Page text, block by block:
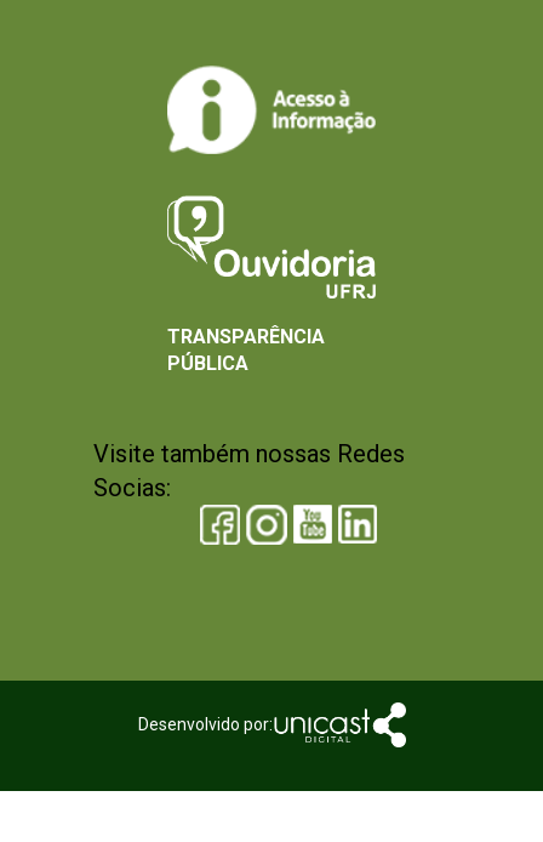
Visite também nossas Redes
Socias:
TRANSPARÊNCIA
PÚBLICA
Desenvolvido por: